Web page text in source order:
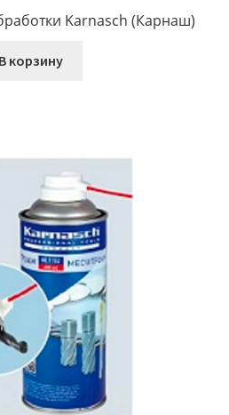
Karnasch (Карнаш)
В корзину